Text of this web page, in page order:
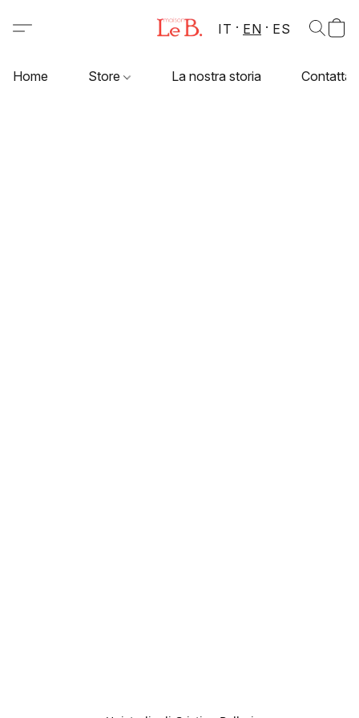
IT EN ES
Home Store La nostra storia